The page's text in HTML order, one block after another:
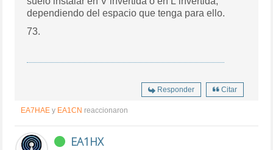
dependiendo del espacio que tenga para ello.
73.
Responder Citar
EA7HAE y EA1CN reaccionaron
EA1HX